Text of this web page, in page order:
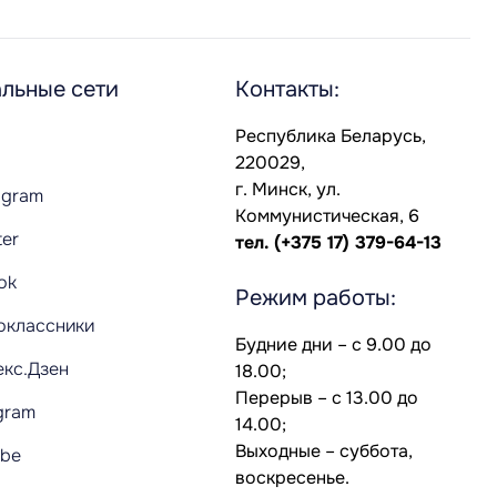
сети Контакты:
Республика Беларусь,
220029,
г. Минск, ул.
Коммунистическая, 6
тел. (+375 17) 379-64-13
Режим работы:
Будние дни – с 9.00 до
18.00;
Перерыв – с 13.00 до
14.00;
Выходные – суббота,
воскресенье.